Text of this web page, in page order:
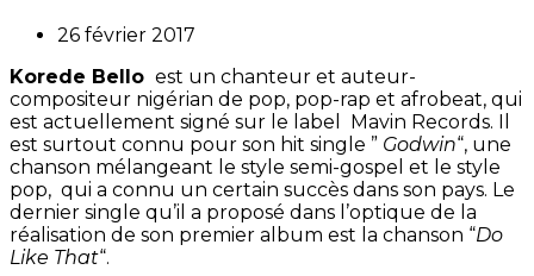
26 février 2017
Korede Bello est un chanteur et auteur-
compositeur nigérian de pop, pop-rap et afrobeat, qui
est actuellement signé sur le label Mavin Records. Il
est surtout connu pour son hit single ” Godwin“, une
chanson mélangeant le style semi-gospel et le style
pop, qui a connu un certain succès dans son pays. Le
dernier single qu’il a proposé dans l’optique de la
réalisation de son premier album est la chanson “Do
Like That“.